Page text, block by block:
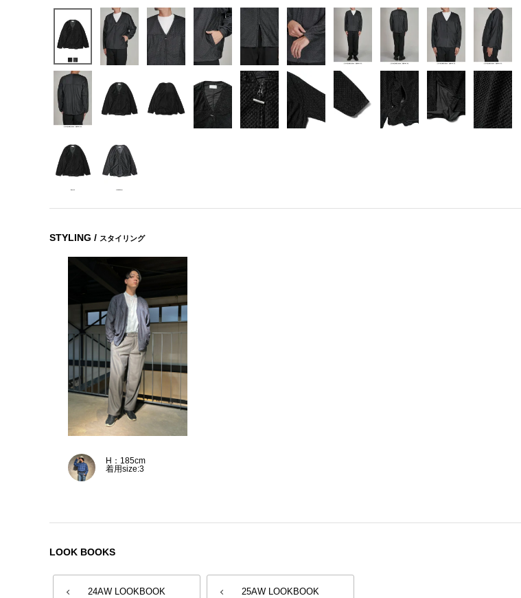
STYLING / スタイリング
H：185cm
着用size:3
LOOK BOOKS
24AW LOOKBOOK 25AW LOOKBOOK